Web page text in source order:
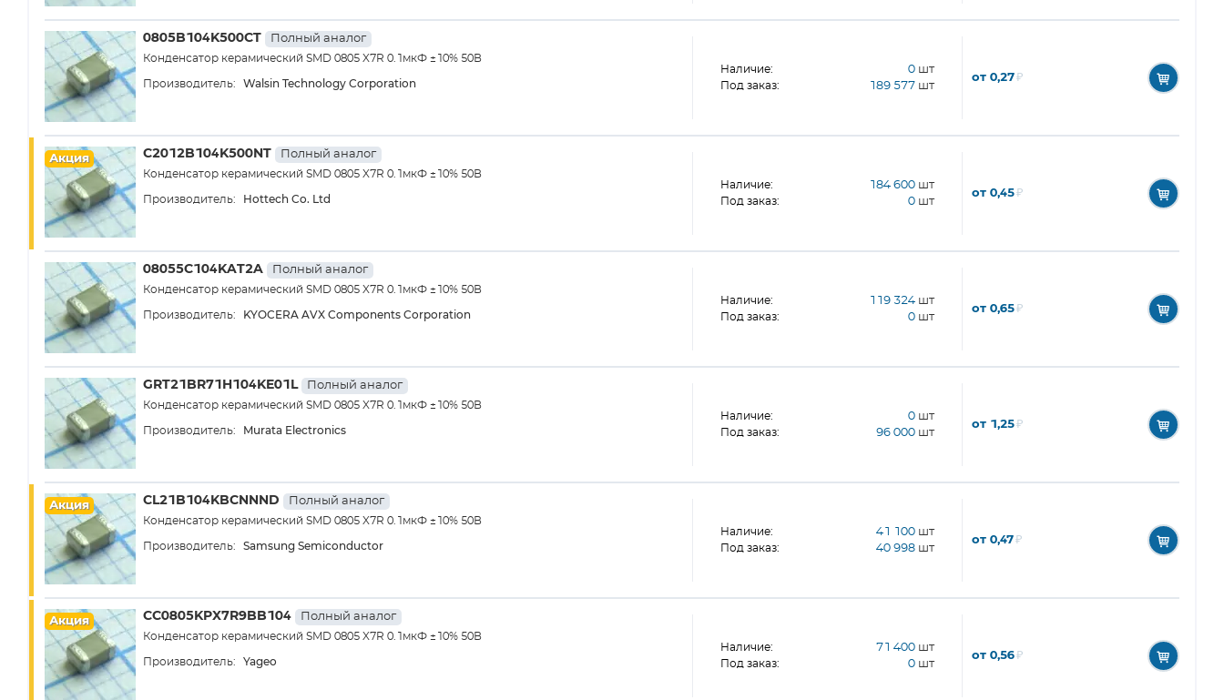
0805B104K500CT Полный аналог
Конденсатор керамический SMD 0805 X7R 0.1мкФ ±10% 50В
Производитель: Walsin Technology Corporation
Наличие: 0 шт
Под заказ: 189 577 шт
от 0,27₽
Акция C2012B104K500NT Полный аналог
Конденсатор керамический SMD 0805 X7R 0.1мкФ ±10% 50В
Производитель: Hottech Co. Ltd
Наличие: 184 600 шт
Под заказ: 0 шт
от 0,45₽
08055C104KAT2A Полный аналог
Конденсатор керамический SMD 0805 X7R 0.1мкФ ±10% 50В
Производитель: KYOCERA AVX Components Corporation
Наличие: 119 324 шт
Под заказ: 0 шт
от 0,65₽
GRT21BR71H104KE01L Полный аналог
Конденсатор керамический SMD 0805 X7R 0.1мкФ ±10% 50В
Производитель: Murata Electronics
Наличие: 0 шт
Под заказ: 96 000 шт
от 1,25₽
Акция CL21B104KBCNNND Полный аналог
Конденсатор керамический SMD 0805 X7R 0.1мкФ ±10% 50В
Производитель: Samsung Semiconductor
Наличие: 41 100 шт
Под заказ: 40 998 шт
от 0,47₽
Акция CC0805KPX7R9BB104 Полный аналог
Конденсатор керамический SMD 0805 X7R 0.1мкФ ±10% 50В
Производитель: Yageo
Наличие: 71 400 шт
Под заказ: 0 шт
от 0,56₽